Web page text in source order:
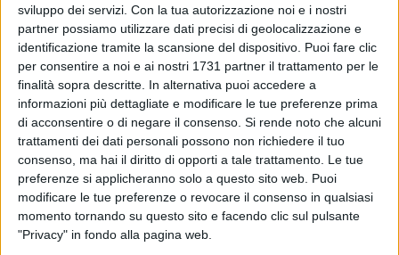
sviluppo dei servizi. Con la tua autorizzazione noi e i nostri
partner possiamo utilizzare dati precisi di geolocalizzazione e
identificazione tramite la scansione del dispositivo. Puoi fare clic
per consentire a noi e ai nostri 1731 partner il trattamento per le
finalità sopra descritte. In alternativa puoi accedere a
informazioni più dettagliate e modificare le tue preferenze prima
di acconsentire o di negare il consenso. Si rende noto che alcuni
trattamenti dei dati personali possono non richiedere il tuo
consenso, ma hai il diritto di opporti a tale trattamento. Le tue
preferenze si applicheranno solo a questo sito web. Puoi
modificare le tue preferenze o revocare il consenso in qualsiasi
momento tornando su questo sito e facendo clic sul pulsante
"Privacy" in fondo alla pagina web.
La SSC Bari svela le nuove divise da gioco che indosseranno
i calciatori biancorossi. L'evento di presentazione di terrà
giovedì 14 marzo al Teatro Forma in via Fanelli alle 10:30.
Attesa crescente fra i tifosi per scoprire quali saranno le
novità sulle maglie che indosseranno i propri beniamini. La
società ha indetto un'estrazione per 40 fortunati abbonati
più 10 semplici possessori di SSC Bari Fan card che
potranno assistere alla cerimonia di presentazione. Basta